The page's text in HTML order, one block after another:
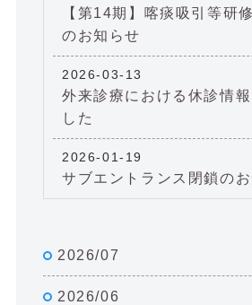
【第14期】喀痰吸引等研
のお知らせ
2026-03-13
外来診療における休診情
した
2026-01-19
サブエントランス閉鎖の
2026/07
2026/06